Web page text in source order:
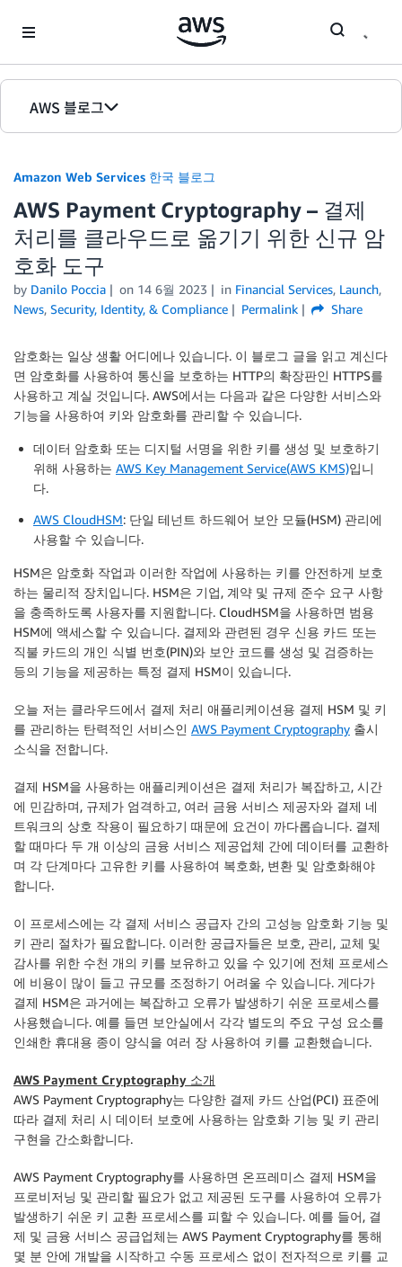
AWS 블로그
홈
에디션
Amazon Web Services 한국 블로그
AWS Payment Cryptography – 결제
처리를 클라우드로 옮기기 위한 신규 암
호화 도구
by Danilo Poccia on 14 6월 2023 in Financial Services, Launch,
News, Security, Identity, & Compliance Permalink Share
암호화는 일상 생활 어디에나 있습니다. 이 블로그 글을 읽고 계신다
면 암호화를 사용하여 통신을 보호하는 HTTP의 확장판인 HTTPS를
사용하고 계실 것입니다. AWS에서는 다음과 같은 다양한 서비스와
기능을 사용하여 키와 암호화를 관리할 수 있습니다.
데이터 암호화 또는 디지털 서명을 위한 키를 생성 및 보호하기
위해 사용하는 AWS Key Management Service(AWS KMS)입니
다.
AWS CloudHSM: 단일 테넌트 하드웨어 보안 모듈(HSM) 관리에
사용할 수 있습니다.
HSM은 암호화 작업과 이러한 작업에 사용하는 키를 안전하게 보호
하는 물리적 장치입니다. HSM은 기업, 계약 및 규제 준수 요구 사항
을 충족하도록 사용자를 지원합니다. CloudHSM을 사용하면 범용
HSM에 액세스할 수 있습니다. 결제와 관련된 경우 신용 카드 또는
직불 카드의 개인 식별 번호(PIN)와 보안 코드를 생성 및 검증하는
등의 기능을 제공하는 특정 결제 HSM이 있습니다.
오늘 저는 클라우드에서 결제 처리 애플리케이션용 결제 HSM 및 키
를 관리하는 탄력적인 서비스인 AWS Payment Cryptography 출시
소식을 전합니다.
결제 HSM을 사용하는 애플리케이션은 결제 처리가 복잡하고, 시간
에 민감하며, 규제가 엄격하고, 여러 금융 서비스 제공자와 결제 네
트워크의 상호 작용이 필요하기 때문에 요건이 까다롭습니다. 결제
할 때마다 두 개 이상의 금융 서비스 제공업체 간에 데이터를 교환하
며 각 단계마다 고유한 키를 사용하여 복호화, 변환 및 암호화해야
합니다.
이 프로세스에는 각 결제 서비스 공급자 간의 고성능 암호화 기능 및
키 관리 절차가 필요합니다. 이러한 공급자들은 보호, 관리, 교체 및
감사를 위한 수천 개의 키를 보유하고 있을 수 있기에 전체 프로세스
에 비용이 많이 들고 규모를 조정하기 어려울 수 있습니다. 게다가
결제 HSM은 과거에는 복잡하고 오류가 발생하기 쉬운 프로세스를
사용했습니다. 예를 들면 보안실에서 각각 별도의 주요 구성 요소를
인쇄한 휴대용 종이 양식을 여러 장 사용하여 키를 교환했습니다.
AWS Payment Cryptography 소개
AWS Payment Cryptography는 다양한 결제 카드 산업(PCI) 표준에
따라 결제 처리 시 데이터 보호에 사용하는 암호화 기능 및 키 관리
구현을 간소화합니다.
AWS Payment Cryptography를 사용하면 온프레미스 결제 HSM을
프로비저닝 및 관리할 필요가 없고 제공된 도구를 사용하여 오류가
발생하기 쉬운 키 교환 프로세스를 피할 수 있습니다. 예를 들어, 결
제 및 금융 서비스 공급업체는 AWS Payment Cryptography를 통해
몇 분 안에 개발을 시작하고 수동 프로세스 없이 전자적으로 키를 교